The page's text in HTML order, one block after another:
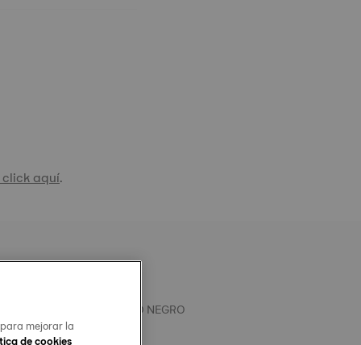
aquí.
TISSOT DE CUERO NEGRO
DE ACERO
mejorar la
de cookies